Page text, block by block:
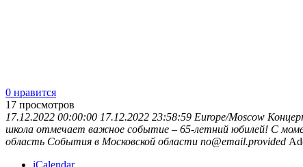
0 нравится
17 просмотров
17.12.2022 00:00:00 17.12.2022 23:58:59 Europe/Moscow
школа отмечает важное событие – 65-летний юбилей! С
область События в Московской области no@email.provided
iCalendar